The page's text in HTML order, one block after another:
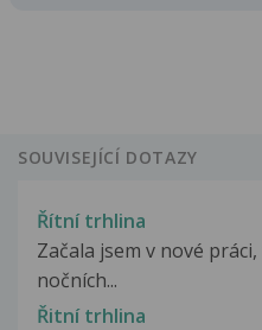
SOUVISEJÍCÍ DOTAZY
Řítní trhlina
Začala jsem v nové
nočních...
Řitní trhlina